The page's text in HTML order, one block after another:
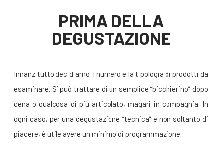
PRIMA DELLA
DEGUSTAZIONE
Innanzitutto decidiamo il numero e la tipologia di prodotti da
esaminare. Si può trattare di un semplice “bicchierino” dopo
cena o qualcosa di più articolato, magari in compagnia. In
ogni caso, per una degustazione “tecnica” e non soltanto di
piacere, è utile avere un minimo di programmazione.